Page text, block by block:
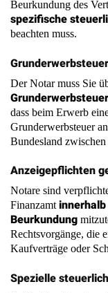
Grunderwerbsteuer
Der Notar muss Sie
dass beim Erwerb
Grunderwerbsteuer
Bundesland
Anzeigepflichten
Notare sind
Beurkundung
Rechtsvorgänge, die
Kaufverträge oder
Spezielle
Bei bestimmten
mögliche